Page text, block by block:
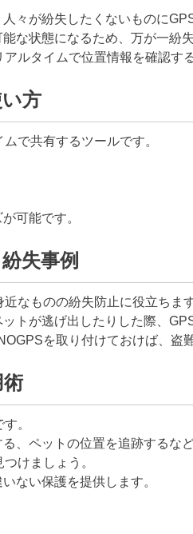
々が紛失したくないものに
な状態になるため、万が一紛
ルタイムで位置情報を確認す
方
で共有するツールです。
可能です。
失事例
なものの紛失防止に役立ちます
トが逃げ出したりした際、
を取り付けておけば、盗
。
、ペットの位置を追跡するな
けましょう。
ない保護を提供します。